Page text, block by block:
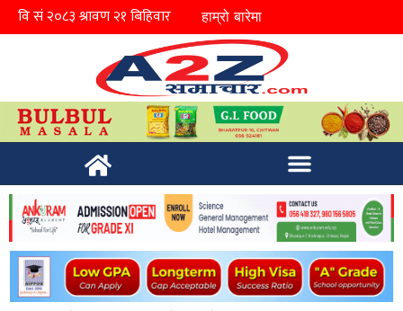
हाम्रो बारेमा